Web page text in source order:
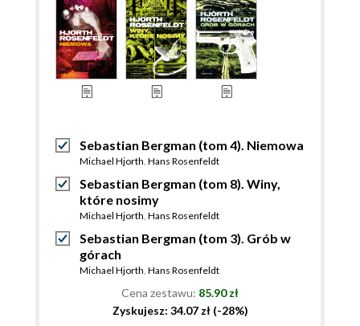
Sebastian Bergman (tom 4). Niemowa
Michael Hjorth Hans Rosenfeldt
Sebastian Bergman (tom 8). Winy,
które nosimy
Michael Hjorth Hans Rosenfeldt
Sebastian Bergman (tom 3). Grób w
górach
Michael Hjorth Hans Rosenfeldt
Cena zestawu: 85.90 zł
Zyskujesz: 34.07 zł (-28%)